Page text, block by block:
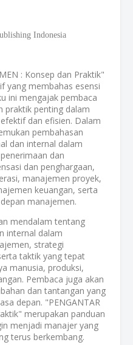
Indonesia
: Konsep dan Praktik"
yang membahas esensi
ini mengajak pembaca
praktik penting dalam
dan efisien. Dalam
pembahasan
dan internal dalam
dan
dan penghargaan,
manajemen proyek,
keuangan, serta
manajemen.
mendalam tentang
internal dalam
strategi
taktik yang tepat
manusia, produksi,
Pembaca juga akan
dan tantangan yang
depan. "PENGANTAR
merupakan panduan
menjadi manajer yang
terus berkembang.